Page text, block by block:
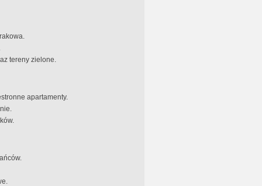
tereny zielone.
apartamenty.